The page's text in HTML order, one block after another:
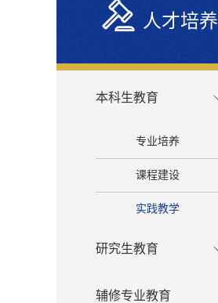
人才培养
本科生教育
专业培养
课程建设
实践教学
研究生教育
辅修专业教育